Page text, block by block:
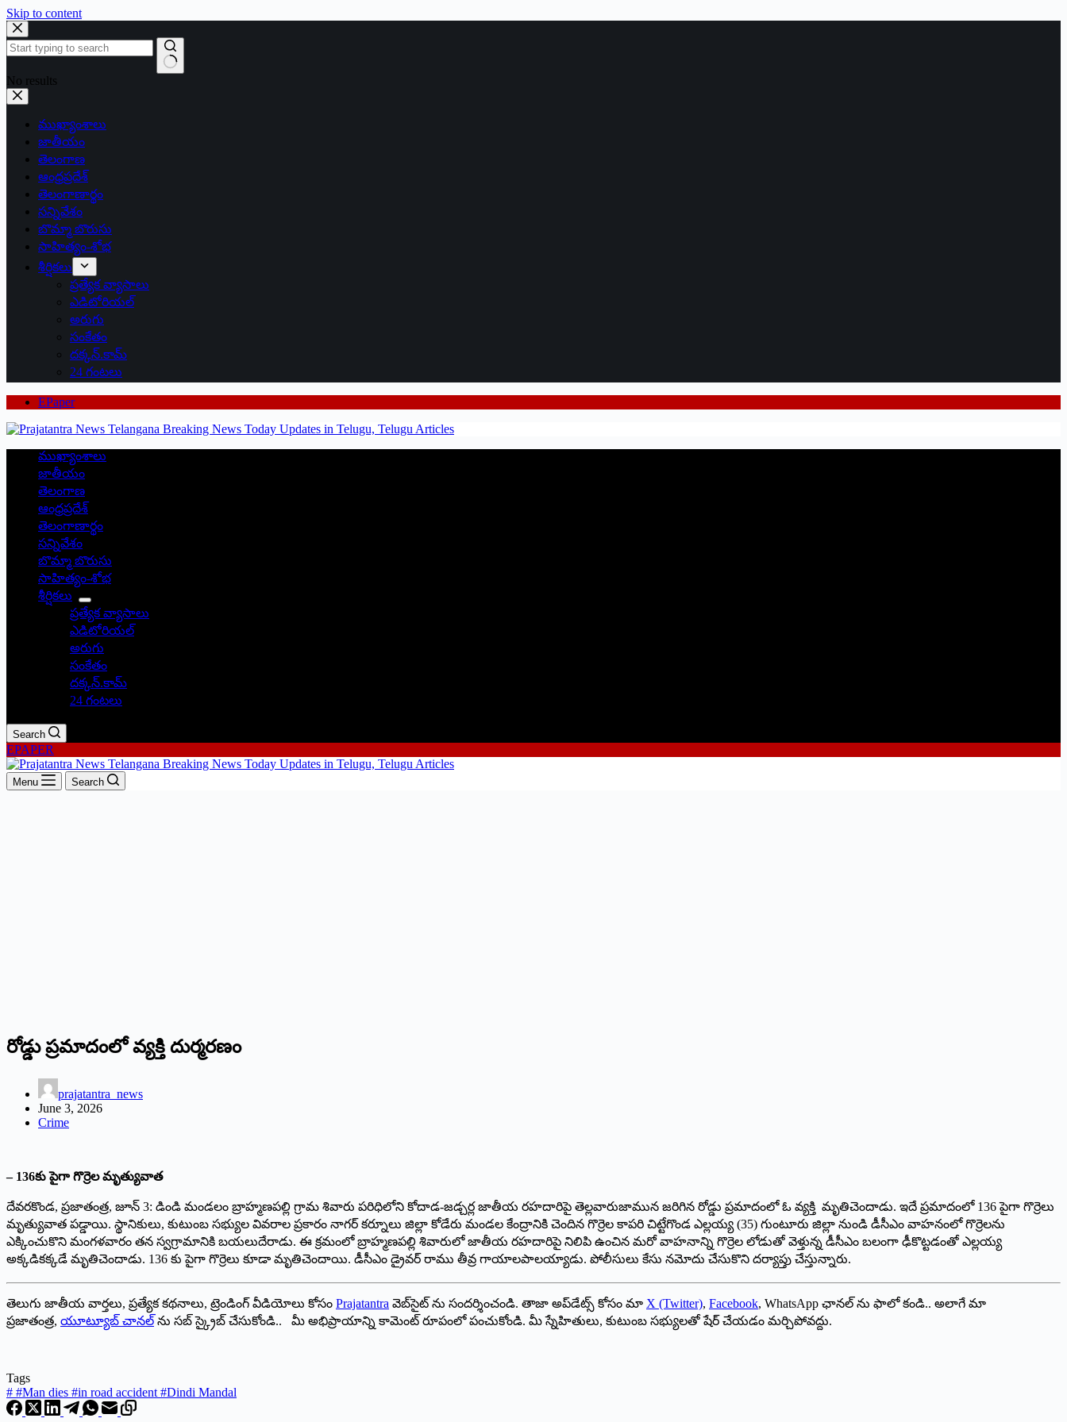
Skip to content
No results
ముఖ్యాంశాలు
జాతీయం
తెలంగాణ
ఆంధ్రప్రదేశ్
తెలంగాణార్థం
సన్నివేశం
బొమ్మా బొరుసు
సాహిత్యం-శోభ
శీర్షికలు
ప్రత్యేక వ్యాసాలు
ఎడిటోరియల్
అరుగు
సంకేతం
దక్కన్.కామ్
24 గంటలు
EPaper
ముఖ్యాంశాలు
జాతీయం
తెలంగాణ
ఆంధ్రప్రదేశ్
తెలంగాణార్థం
సన్నివేశం
బొమ్మా బొరుసు
సాహిత్యం-శోభ
శీర్షికలు
ప్రత్యేక వ్యాసాలు
ఎడిటోరియల్
అరుగు
సంకేతం
దక్కన్.కామ్
24 గంటలు
Search
EPAPER
Menu Search
రోడ్డు ప్రమాదంలో వ్యక్తి దుర్మరణం
prajatantra_news
June 3, 2026
Crime
– 136కు పైగా గొర్రెల మృత్యువాత
దేవరకొండ, ప్రజాతంత్ర, జూన్ 3: డిండి మండలం బ్రాహ్మణపల్లి గ్రామ శివారు పరిధిలోని కోదాడ-జడ్చర్ల జాతీయ రహదారిపై తెల్లవారుజామున జరిగిన రోడ్డు ప్రమాదంలో ఓ వ్యక్తి మృతిచెందాడు. ఇదే ప్రమాదంలో 136 పైగా గొర్రెలు
మృత్యువాత పడ్డాయి. స్థానికులు, కుటుంబ సభ్యుల వివరాల ప్రకారం నాగర్ కర్నూలు జిల్లా కోడేరు మండల కేంద్రానికి చెందిన గొర్రెల కాపరి చిట్టేగొండ ఎల్లయ్య (35) గుంటూరు జిల్లా నుండి డీసీఎం వాహనంలో గొర్రెలను
ఎక్కించుకొని మంగళవారం తన స్వగ్రామానికి బయలుదేరాడు. ఈ క్రమంలో బ్రాహ్మణపల్లి శివారులో జాతీయ రహదారిపై నిలిపి ఉంచిన మరో వాహనాన్ని గొర్రెల లోడుతో వెళ్తున్న డీసీఎం బలంగా ఢీకొట్టడంతో ఎల్లయ్య
అక్కడికక్కడే మృతిచెందాడు. 136 కు పైగా గొర్రెలు కూడా మృతిచెందాయి. డీసీఎం డ్రైవర్ రాము తీవ్ర గాయాలపాలయ్యాడు. పోలీసులు కేసు నమోదు చేసుకొని దర్యాప్తు చేస్తున్నారు.
తెలుగు జాతీయ వార్తలు, ప్రత్యేక కథనాలు, ట్రెండింగ్ వీడియోలు కోసం Prajatantra వెబ్‌సైట్ ను సందర్శించండి. తాజా అప్‌డేట్స్ కోసం మా X (Twitter), Facebook, WhatsApp ఛానల్ ను ఫాలో కండి.. అలాగే మా
ప్రజాతంత్ర, యూట్యూబ్ చానల్ ను సబ్ స్క్రైబ్ చేసుకోండి.. మీ అభిప్రాయాన్ని కామెంట్ రూపంలో పంచుకోండి. మీ స్నేహితులు, కుటుంబ సభ్యులతో షేర్ చేయడం మర్చిపోవద్దు.
Tags
# #Man dies #in road accident #Dindi Mandal